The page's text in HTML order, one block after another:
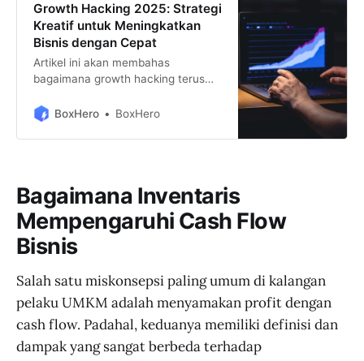
Growth Hacking 2025: Strategi
Kreatif untuk Meningkatkan
Bisnis dengan Cepat
Artikel ini akan membahas
bagaimana growth hacking terus
utama dalam pertumbuhan bisnis di
yang akan mendominasi tahun
pertumbuhan bisnis.
BoxHero BoxHero
Bagaimana Inventaris
Mempengaruhi Cash Flow
Bisnis
Salah satu miskonsepsi paling umum di kalangan
pelaku UMKM adalah menyamakan profit dengan
cash flow. Padahal, keduanya memiliki definisi dan
dampak yang sangat berbeda terhadap